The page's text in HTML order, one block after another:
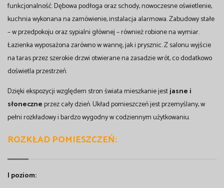
funkcjonalność. Dębowa podłoga oraz schody, nowoczesne oświetlenie,
kuchnia wykonana na zamówienie, instalacja alarmowa. Zabudowy stałe
– w przedpokoju oraz sypialni głównej – również robione na wymiar.
Łazienka wyposażona zarówno w wannę, jak i prysznic. Z salonu wyjście
na taras przez szerokie drzwi otwierane na zasadzie wrót, co dodatkowo
doświetla przestrzeń.
Dzięki ekspozycji względem stron świata mieszkanie jestjasne i
słoneczneprzez cały dzień. Układ pomieszczeń jest przemyślany, w
pełni rozkładowy i bardzo wygodny w codziennym użytkowaniu.
ROZKŁAD POMIESZCZEŃ:
I poziom: